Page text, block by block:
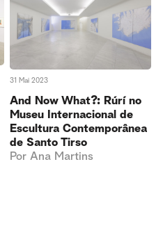
31 Mai 2023
And Now What?: Rúrí no
Museu Internacional de
Escultura Contemporânea
de Santo Tirso
Por Ana Martins